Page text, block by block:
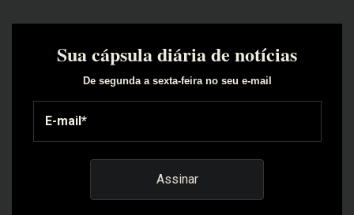
Sua cápsula diária de notícias
De segunda a sexta-feira no seu e-mail